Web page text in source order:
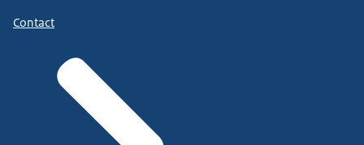
Contact